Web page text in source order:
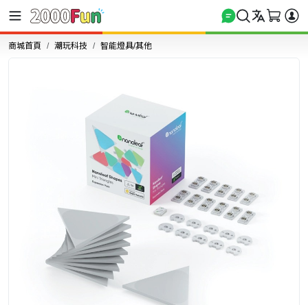
商城首頁 潮玩科技 智能燈具/其他